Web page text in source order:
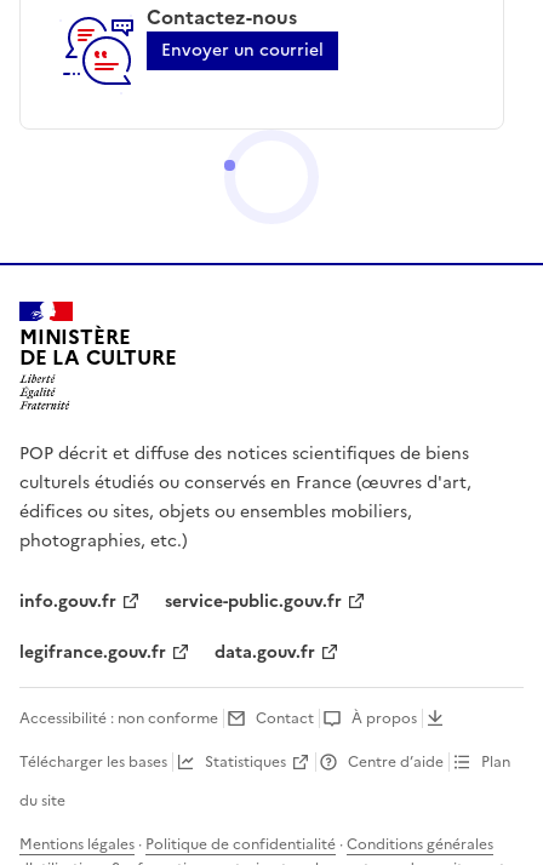
Contactez-nous
Envoyer un courriel
MINISTÈRE
DE LA CULTURE
POP décrit et diffuse des notices scientifiques de biens
culturels étudiés ou conservés en France (œuvres d'art,
édifices ou sites, objets ou ensembles mobiliers,
photographies, etc.)
info.gouv.fr
service-public.gouv.fr
legifrance.gouv.fr
data.gouv.fr
Accessibilité : non conforme Contact
À propos
Télécharger les bases
Statistiques Centre d’aide
Plan
du site
Mentions légales · Politique de confidentialité ·Conditions générales